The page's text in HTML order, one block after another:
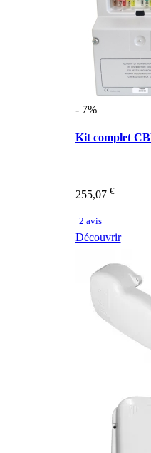
- 7%
Kit complet
255,07 €
2 avis
Découvrir